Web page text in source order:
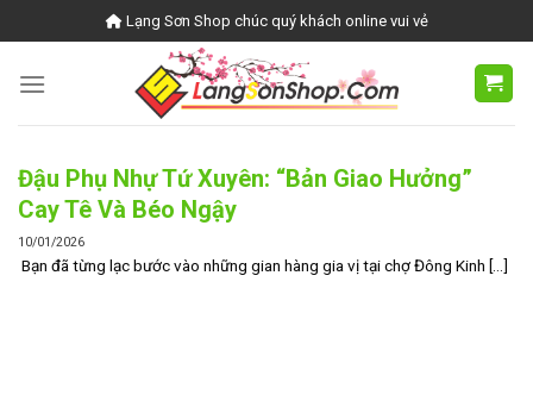
to
content
Lạng Sơn Shop chúc quý khách online vui vẻ
Đậu Phụ Nhự Tứ Xuyên: “Bản Giao Hưởng”
Cay Tê Và Béo Ngậy
10/01/2026
Bạn đã từng lạc bước vào những gian hàng gia vị tại chợ Đông Kinh [...]